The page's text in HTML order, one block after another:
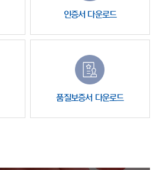
인증서 다운로드
품질보증서 다운로드